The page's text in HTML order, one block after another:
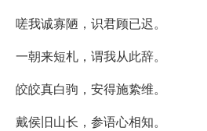
嗟我诚寡陋，识君顾已迟。
一朝来短札，谓我从此辞。
皎皎真白驹，安得施絷维。
戴侯旧山长，参语心相知。